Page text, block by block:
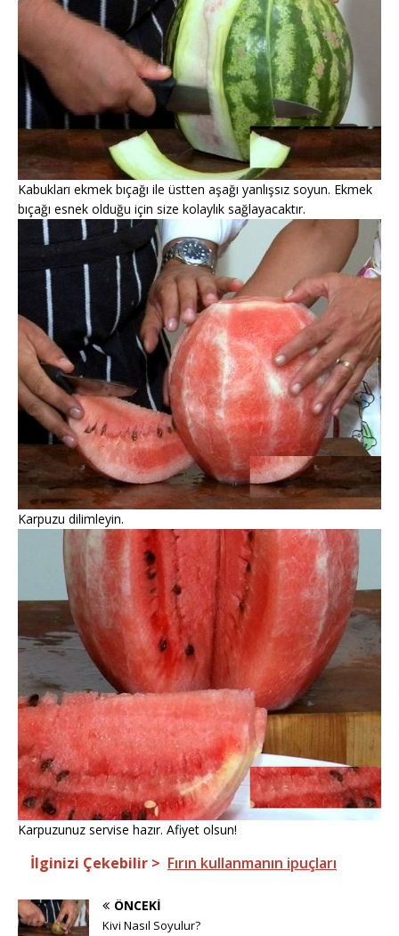
Kabukları ekmek bıçağı ile üstten aşağı yanlışsız soyun. Ekmek
bıçağı esnek olduğu için size kolaylık sağlayacaktır.
Karpuzu dilimleyin.
Karpuzunuz servise hazır. Afiyet olsun!
İlginizi Çekebilir > Fırın kullanmanın ipuçları
ÖNCEKI
Kivi Nasıl Soyulur?